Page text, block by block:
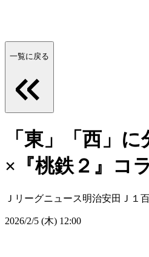
一覧に戻る
「東」「西」
×『桃鉄２』コ
Ｊリーグニュース明治安田Ｊ１
2026/2/5 (木) 12:00